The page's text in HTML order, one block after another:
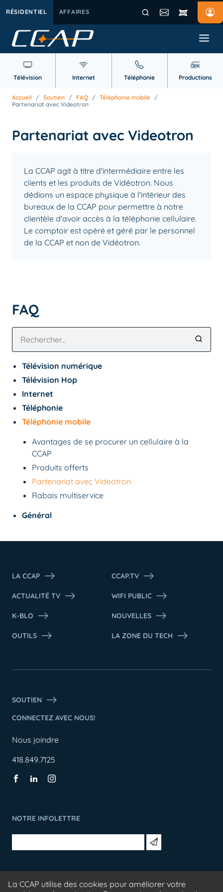
RÉSIDENTIEL AFFAIRES
Télévision Internet Téléphonie Productions
Accueil / Soutien / FAQ / Téléphonie mobile /
Partenariat avec Videotron
FAQ
Télévision numérique
Télévision Hop
Internet
Téléphonie
Téléphonie mobile
Avantages de se procurer un cellulaire à la
CCAP
Produits offerts
Partenariat avec Videotron
Rabais multiservice
Général
Partenariat avec Videotron
La CCAP agit à titre d'intermédiaire entre les
clients et les produits de Vidéotron. Nous
dédions un espace physique à l'intérieur des
bureaux de la CCAP pour permettre à notre
clientèle d'avoir accès à la téléphonie cellulaire.
Le comptoir est opéré et géré par le personnel
de la CCAP et non de Vidéotron.
LA CCAP CCAP.TV
ACTUALITÉ TV WIFI PUBLIC
K-BLO NOUVELLES
OUTILS LA ZONE DU TECH
SOUTIEN
CONNECTEZ AVEC NOUS!
Nous joindre
418.849.7125
NOTRE INFOLETTRE
La CCAP utilise des cookies pour améliorer votre